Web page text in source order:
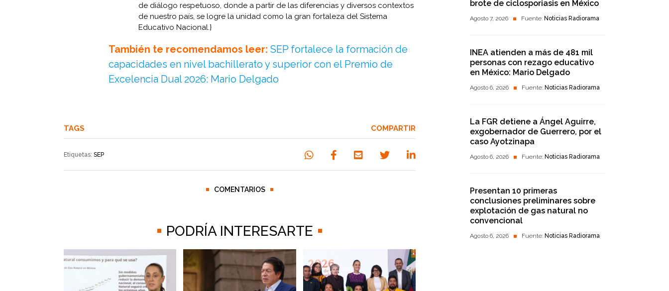
de diálogo respetuoso, donde a partir de las diferencias y diversos contextos
de nuestro país, se logre la unidad como la gran fortaleza del Sistema
Educativo Nacional.}
También te recomendamos leer: SEP fortalece la formación de
capacidades en nivel bachillerato y superior con el Premio de
Excelencia Dual 2026: Mario Delgado
TAGS
Etiquetas: SEP
COMPARTIR
COMENTARIOS
PODRÍA INTERESARTE
brote de ciclosporiasis en México
Agosto 7, 2026 Fuente: Noticias Radiorama
INEA atienden a más de 481 mil
personas con rezago educativo
en México: Mario Delgado
Agosto 6, 2026 Fuente: Noticias Radiorama
La FGR detiene a Ángel Aguirre,
exgobernador de Guerrero, por el
caso Ayotzinapa
Agosto 6, 2026 Fuente: Noticias Radiorama
Presentan 10 primeras
conclusiones preliminares sobre
explotación de gas natural no
convencional
Agosto 6, 2026 Fuente: Noticias Radiorama